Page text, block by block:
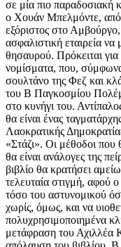
σε μία πιο παραδοσιακή
ο Χουάν Μπελμόντε,
εξόριστος στο
ασφαλιστική εταιρεία να
θησαυρού. Πρόκειται
νομίσματα, που,
σουλτάνο της Φεζ και
του Β Παγκοσμίου
στο κυνήγι του.
θα είναι ένας
Λαοκρατικής
«Στάζι». Οι μέθοδοι που
θα είναι ανάλογες της
βιβλίο θα κρατήσει
τελευταία στιγμή, αφού
τόσο του αστυνομικού
χωρίς, όμως, και να
πολυχρησιμοποιημένα
μετάφραση του Αχιλλέα